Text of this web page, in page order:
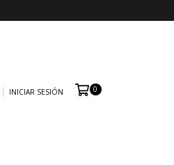
INICIAR SESIÓN 0